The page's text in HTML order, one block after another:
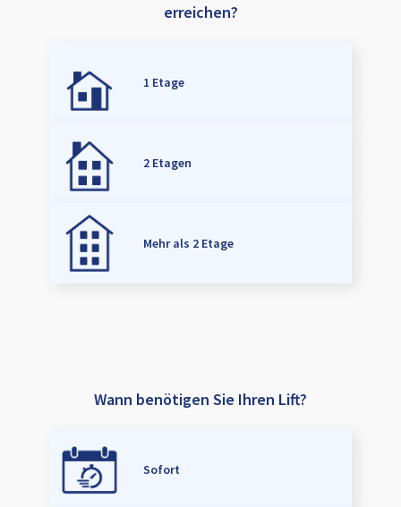
erreichen?
1 Etage
2 Etagen
Mehr als 2 Etage
Wann benötigen Sie Ihren Lift?
Sofort